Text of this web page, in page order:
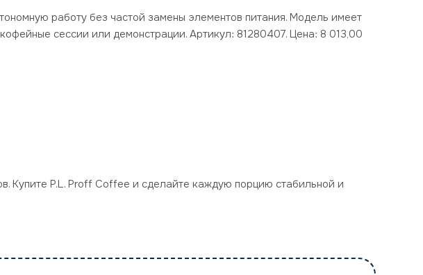
работу без частой замены элементов питания. Модель имеет
сессии или демонстрации. Артикул: 81280407. Цена: 8 013,00
Купите P.L. Proff Coffee и сделайте каждую порцию стабильной и